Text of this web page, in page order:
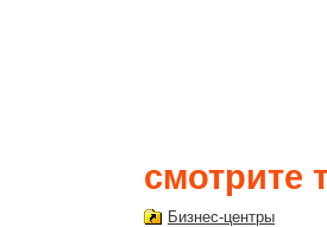
смотрите
Бизнес-центры